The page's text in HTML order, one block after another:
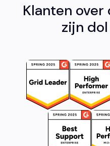
Klanten
zijn